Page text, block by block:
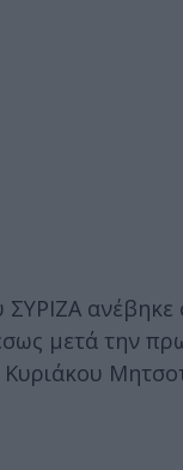
ΣΥΡΙΖΑ
μετά την